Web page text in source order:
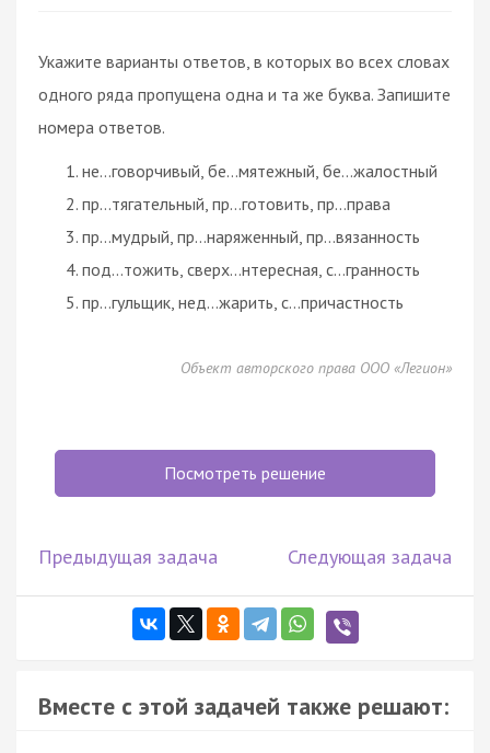
Укажите варианты ответов, в которых во всех словах
одного ряда пропущена одна и та же буква. Запишите
номера ответов.
не…говорчивый, бе…мятежный, бе…жалостный
пр…тягательный, пр…готовить, пр…права
пр…мудрый, пр…наряженный, пр…вязанность
под…тожить, сверх…нтересная, с…гранность
пр…гульщик, нед…жарить, с…причастность
Объект авторского права ООО «Легион»
Посмотреть решение
Предыдущая задача Следующая задача
Вместе с этой задачей также решают: